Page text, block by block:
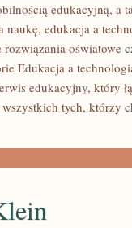
edukacyjną, a
naukę, edukacja a
oświatowe
Edukacja a
edukacyjny, który
tych, którzy